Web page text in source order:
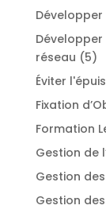
réseau (5)
Éviter
Fixation
Formation
Gestion de
Gestion
Gestion